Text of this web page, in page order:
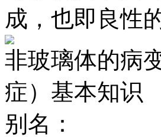
成，也即良性的
非玻璃体的病
症）基本知识
别名：